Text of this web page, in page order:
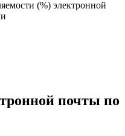
почты по